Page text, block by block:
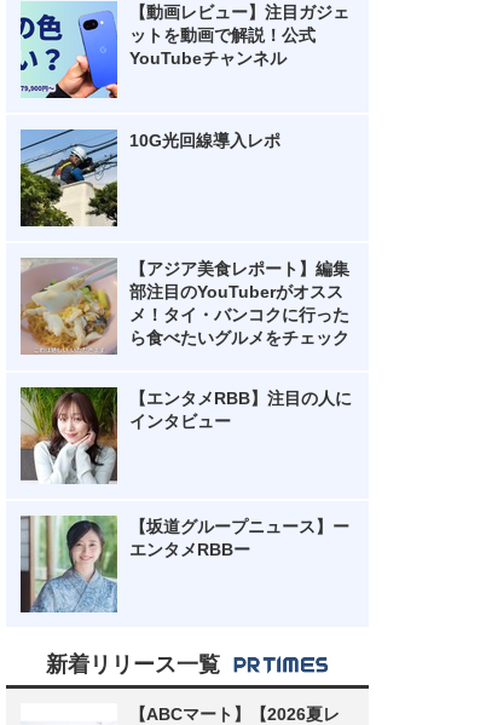
【動画レビュー】注目ガジェ
ットを動画で解説！公式
YouTubeチャンネル
10G光回線導入レポ
【アジア美食レポート】編集
部注目のYouTuberがオスス
メ！タイ・バンコクに行った
ら食べたいグルメをチェック
【エンタメRBB】注目の人に
インタビュー
【坂道グループニュース】ー
エンタメRBBー
新着リリース一覧
【ABCマート】【2026夏レ